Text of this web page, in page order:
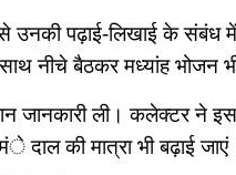
उनकी पढ़ाई-लिखाई के संबंध
नीचे बैठकर मध्यांह भोजन
जानकारी ली। कलेक्टर ने इस
दाल की मात्रा भी बढ़ाई